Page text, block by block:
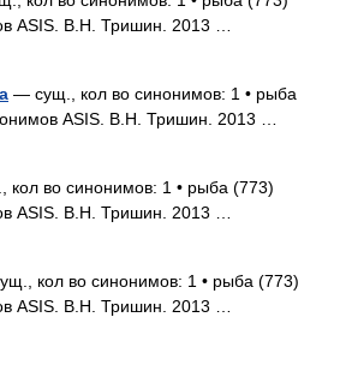
ASIS. В.Н. Тришин. 2013 …
— сущ., кол во синонимов: 1 • рыба
ASIS. В.Н. Тришин. 2013 …
во синонимов: 1 • рыба (773)
ASIS. В.Н. Тришин. 2013 …
кол во синонимов: 1 • рыба (773)
ASIS. В.Н. Тришин. 2013 …